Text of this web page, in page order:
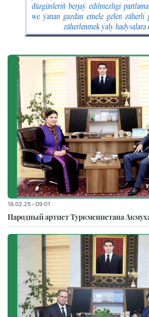
18.02.25 - 09:01
Народный артист Туркменистана